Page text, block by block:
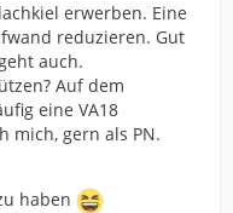
erwerben. Eine
reduzieren. Gut
auch.
Auf dem
eine VA18
mich, gern als PN.
haben